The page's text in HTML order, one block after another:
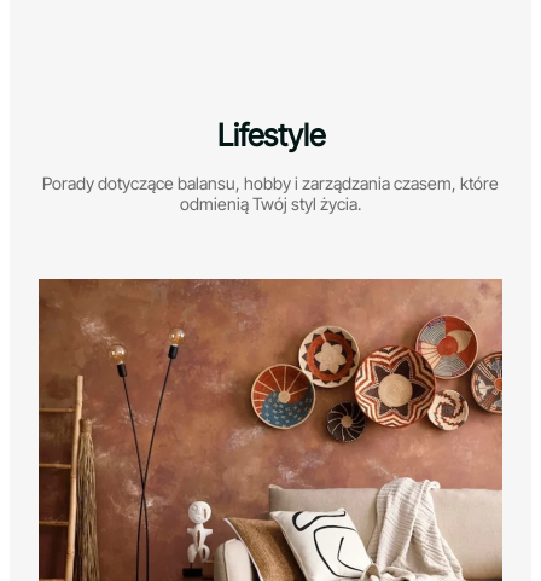
Lifestyle
Porady dotyczące balansu, hobby i zarządzania czasem, które
odmienią Twój styl życia.